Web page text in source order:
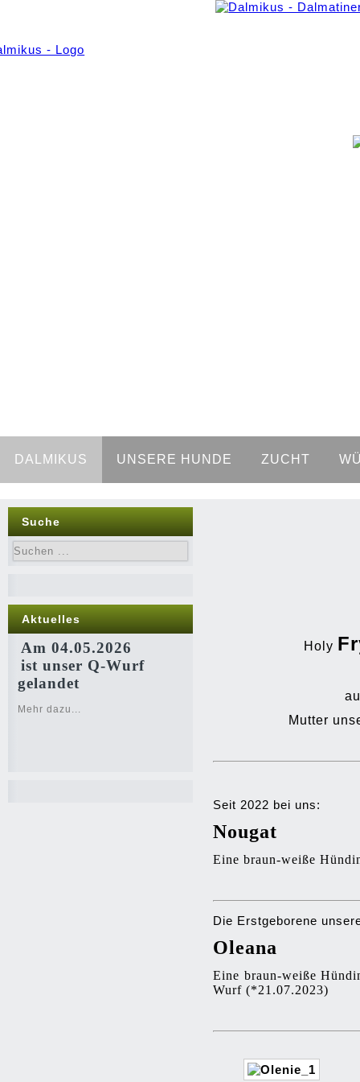
DALMIKUS UNSERE HUNDE ZUCHT
Suche
Aktuelles
Am 04.05.2026
ist unser Q-Wurf
gelandet
Mehr dazu...
Holy
Mutter
Seit 2022 bei uns:
Nougat
Eine braun-weiße
Die Erstgeborene
Oleana
Eine braun-weiße
Wurf (*21.07.2023)